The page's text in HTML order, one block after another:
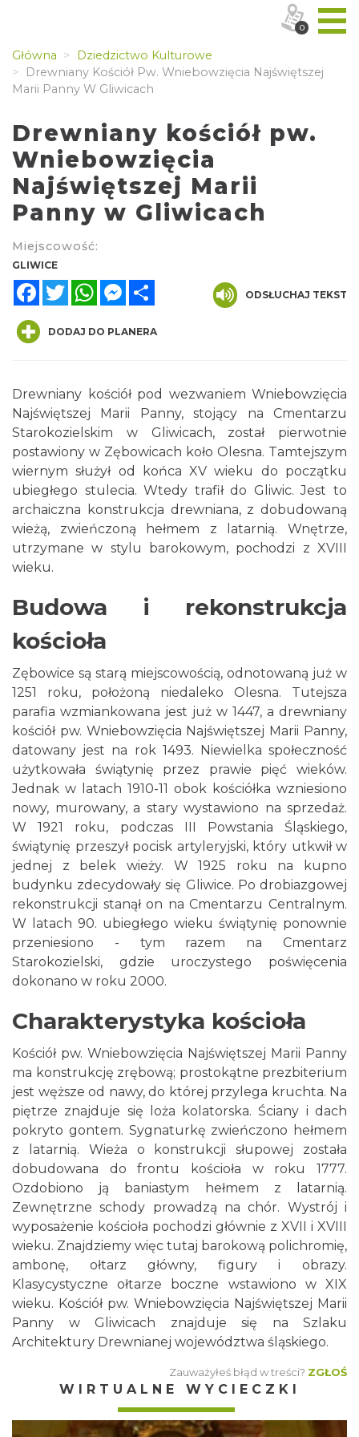
Główna
Dziedzictwo Kulturowe
Drewniany Kościół Pw. Wniebowzięcia Najświętszej
Marii Panny W Gliwicach
Drewniany kościół pw.
Wniebowzięcia
Najświętszej Marii
Panny w Gliwicach
Miejscowość:
GLIWICE
FacebookTwitterWhatsAppMessenger
ODSŁUCHAJ TEKST
DODAJ DO PLANERA
Drewniany kościół pod wezwaniem Wniebowzięcia
Najświętszej Marii Panny, stojący na Cmentarzu
Starokozielskim w Gliwicach, został pierwotnie
postawiony w Zębowicach koło Olesna. Tamtejszym
wiernym służył od końca XV wieku do początku
ubiegłego stulecia. Wtedy trafił do Gliwic. Jest to
archaiczna konstrukcja drewniana, z dobudowaną
wieżą, zwieńczoną hełmem z latarnią. Wnętrze,
utrzymane w stylu barokowym, pochodzi z XVIII
wieku.
Budowa i rekonstrukcja
kościoła
Zębowice są starą miejscowością, odnotowaną już w
1251 roku, położoną niedaleko Olesna. Tutejsza
parafia wzmiankowana jest już w 1447, a drewniany
kościół pw. Wniebowzięcia Najświętszej Marii Panny,
datowany jest na rok 1493. Niewielka społeczność
użytkowała świątynię przez prawie pięć wieków.
Jednak w latach 1910-11 obok kościółka wzniesiono
nowy, murowany, a stary wystawiono na sprzedaż.
W 1921 roku, podczas III Powstania Śląskiego,
świątynię przeszył pocisk artyleryjski, który utkwił w
jednej z belek wieży. W 1925 roku na kupno
budynku zdecydowały się Gliwice. Po drobiazgowej
rekonstrukcji stanął on na Cmentarzu Centralnym.
W latach 90. ubiegłego wieku świątynię ponownie
przeniesiono - tym razem na Cmentarz
Starokozielski, gdzie uroczystego poświęcenia
dokonano w roku 2000.
Charakterystyka kościoła
Kościół pw. Wniebowzięcia Najświętszej Marii Panny
ma konstrukcję zrębową; prostokątne prezbiterium
jest węższe od nawy, do której przylega kruchta. Na
piętrze znajduje się loża kolatorska. Ściany i dach
pokryto gontem. Sygnaturkę zwieńczono hełmem
z latarnią. Wieża o konstrukcji słupowej została
dobudowana do frontu kościoła w roku 1777.
Ozdobiono ją baniastym hełmem z latarnią.
Zewnętrzne schody prowadzą na chór. Wystrój i
wyposażenie kościoła pochodzi głównie z XVII i XVIII
wieku. Znajdziemy więc tutaj barokową polichromię,
ambonę, ołtarz główny, figury i obrazy.
Klasycystyczne ołtarze boczne wstawiono w XIX
wieku. Kościół pw. Wniebowzięcia Najświętszej Marii
Panny w Gliwicach znajduje się na Szlaku
Architektury Drewnianej województwa śląskiego.
Zauważyłeś błąd w treści? ZGŁOŚ
WIRTUALNE WYCIECZKI
0